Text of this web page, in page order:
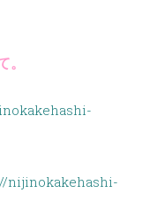
nijinokakehashi-